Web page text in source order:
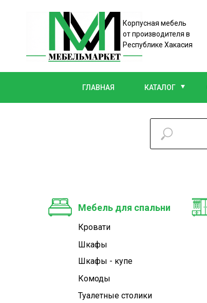
ГЛАВНАЯ КАТАЛОГ
Корпусная мебель
от производителя в
Республике Хакасия
Мебель для спальни
Кровати
Шкафы
Комоды
Шкафы - купе
Туалетные cтолики